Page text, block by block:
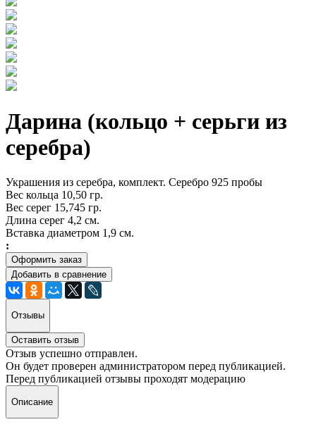
Дарина (кольцо + серьги из
серебра)
Украшения из серебра, комплект. Серебро 925 пробы
Вес кольца 10,50 гр.
Вес серег 15,745 гр.
Длина серег 4,2 см.
Вставка диаметром 1,9 см.
:
Оформить заказ
Добавить в сравнение
Отзывы
Оставить отзыв
Отзыв успешно отправлен.
Он будет проверен администратором перед публикацией.
Перед публикацией отзывы проходят модерацию
Описание